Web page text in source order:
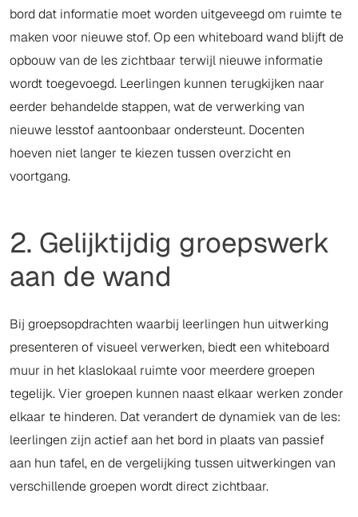
bord dat informatie moet worden uitgeveegd om ruimte te
maken voor nieuwe stof. Op een whiteboard wand blijft de
opbouw van de les zichtbaar terwijl nieuwe informatie
wordt toegevoegd. Leerlingen kunnen terugkijken naar
eerder behandelde stappen, wat de verwerking van
nieuwe lesstof aantoonbaar ondersteunt. Docenten
hoeven niet langer te kiezen tussen overzicht en
voortgang.
2. Gelijktijdig groepswerk
aan de wand
Bij groepsopdrachten waarbij leerlingen hun uitwerking
presenteren of visueel verwerken, biedt een whiteboard
muur in het klaslokaal ruimte voor meerdere groepen
tegelijk. Vier groepen kunnen naast elkaar werken zonder
elkaar te hinderen. Dat verandert de dynamiek van de les:
leerlingen zijn actief aan het bord in plaats van passief
aan hun tafel, en de vergelijking tussen uitwerkingen van
verschillende groepen wordt direct zichtbaar.